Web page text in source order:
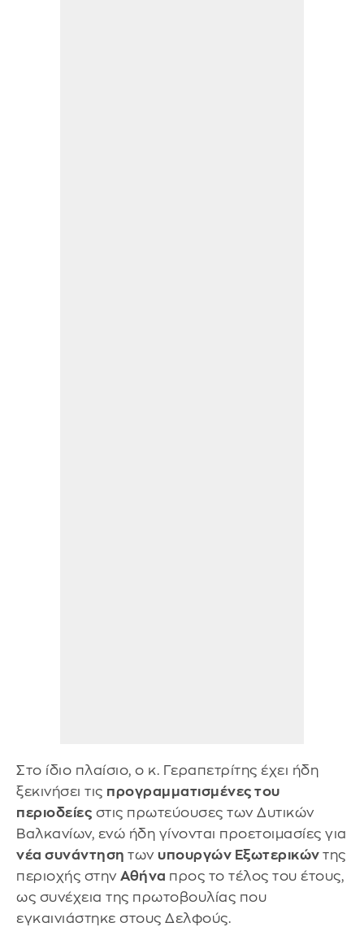
Στο ίδιο πλαίσιο, ο κ. Γεραπετρίτης έχει ήδη
ξεκινήσει τις προγραμματισμένες του
περιοδείες στις πρωτεύουσες των Δυτικών
Βαλκανίων, ενώ ήδη γίνονται προετοιμασίες για
νέα συνάντηση των υπουργών Εξωτερικών της
περιοχής στην Αθήνα προς το τέλος του έτους,
ως συνέχεια της πρωτοβουλίας που
εγκαινιάστηκε στους Δελφούς.